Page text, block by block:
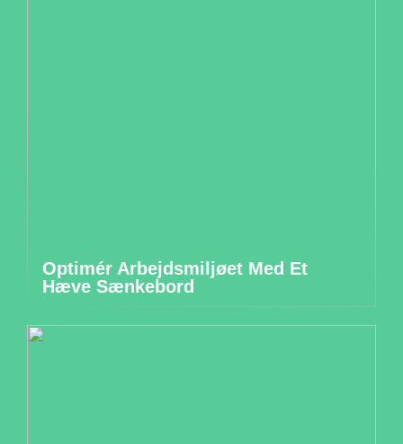
Optimér Arbejdsmiljøet Med Et
Hæve Sænkebord